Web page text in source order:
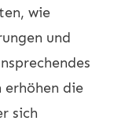
wie
und
erhöhen die
sich